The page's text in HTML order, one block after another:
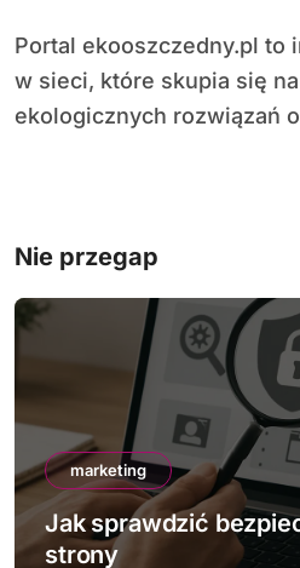
Portal ekooszczedny.pl to innowacyjne miejsce
w sieci, które skupia się
ekologicznych rozwiązań
Nie przegap
marketing
Jak sprawdzić
strony